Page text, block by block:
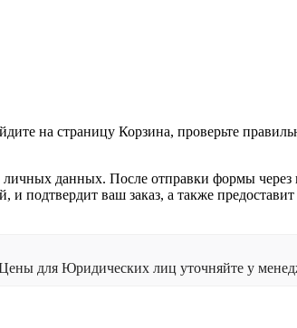
на страницу Корзина, проверьте
данных. После отправки формы
и подтвердит ваш заказ, а также
для Юридических лиц уточняйте у